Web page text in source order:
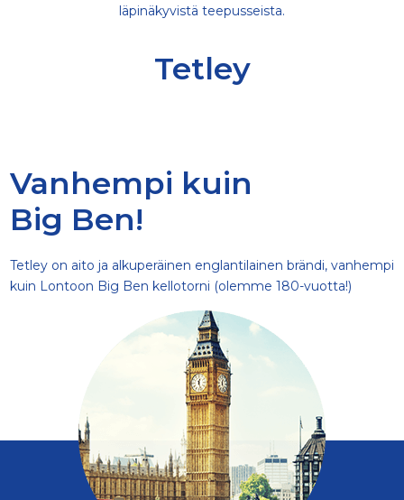
läpinäkyvistä teepusseista.
Tetley
Vanhempi kuin
Big Ben!
Tetley on aito ja alkuperäinen englantilainen brändi, vanhempi
kuin Lontoon Big Ben kellotorni (olemme 180-vuotta!)